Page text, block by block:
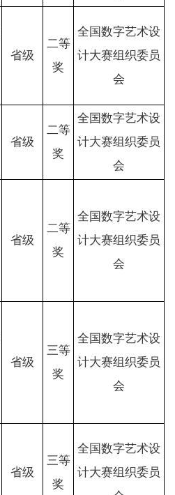
省级
二等
奖
全国数字艺术设
计大赛组织委员
会
省级
二等
奖
全国数字艺术设
计大赛组织委员
会
省级
二等
奖
全国数字艺术设
计大赛组织委员
会
省级
三等
奖
全国数字艺术设
计大赛组织委员
会
省级
三等
奖
全国数字艺术设
计大赛组织委员